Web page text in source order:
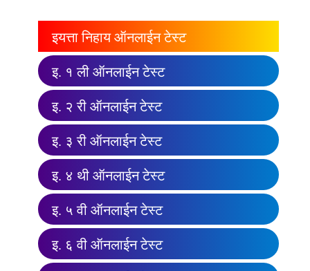
इयत्ता निहाय ऑनलाईन टेस्ट
इ. १ ली ऑनलाईन टेस्ट
इ. २ री ऑनलाईन टेस्ट
इ. ३ री ऑनलाईन टेस्ट
इ. ४ थी ऑनलाईन टेस्ट
इ. ५ वी ऑनलाईन टेस्ट
इ. ६ वी ऑनलाईन टेस्ट